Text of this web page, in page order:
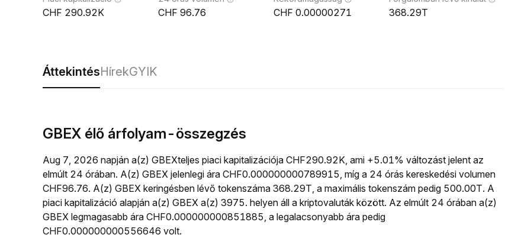
290.92K 96.76 0.00000271 368.29T
ÁttekintésHírekGYIK
GBEX élő árfolyam-összegzés
Aug 7, 2026 napján a(z) GBEXteljes piaci kapitalizációja CHF290.92K, ami +5.01% változást jelent az
elmúlt 24 órában. A(z) GBEX jelenlegi ára CHF0.000000000789915, míg a 24 órás kereskedési volumen
CHF96.76. A(z) GBEX keringésben lévő tokenszáma 368.29T, a maximális tokenszám pedig 500.00T. A
piaci kapitalizáció alapján a(z) GBEX a(z) 3975. helyen áll a kriptovaluták között. Az elmúlt 24 órában a(z)
GBEX legmagasabb ára CHF0.000000000851885, a legalacsonyabb ára pedig
CHF0.000000000556646 volt.